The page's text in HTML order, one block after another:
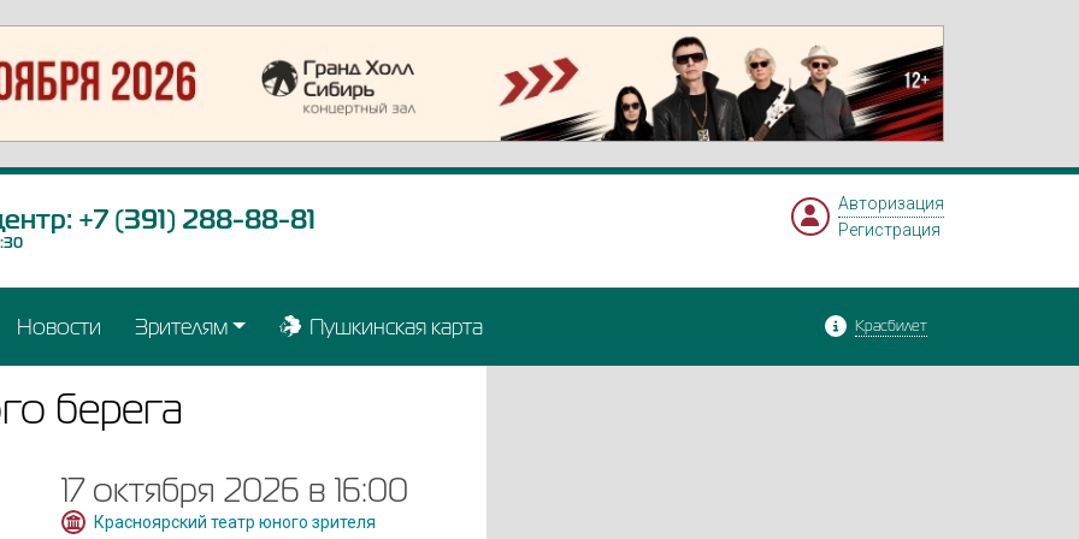
+7 (391) 288-88-81
Авторизация
Регистрация
Новости Зрителям Пушкинская карта Красбилет
берега
17 октября 2026 в 16:00
Красноярский театр юного зрителя